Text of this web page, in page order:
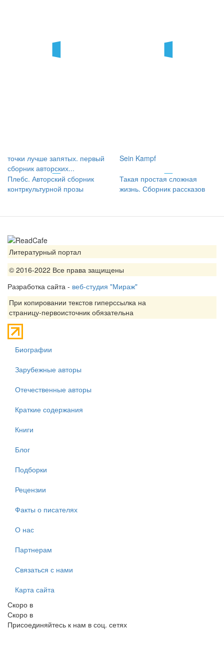
точки лучше запятых. первый
сборник авторских...
Sein Kampf
Плебс. Авторский сборник
контркультурной прозы
Такая простая сложная
жизнь. Сборник рассказов
Литературный портал
© 2016-2022 Все права защищены
Разработка сайта - веб-студия "Мираж"
При копировании текстов гиперссылка на
страницу-первоисточник обязательна
Биографии
Зарубежные авторы
Отечественные авторы
Краткие содержания
Книги
Блог
Подборки
Рецензии
Факты о писателях
О нас
Партнерам
Связаться с нами
Карта сайта
Скоро в
Скоро в
Присоединяйтесь к нам в соц. сетях